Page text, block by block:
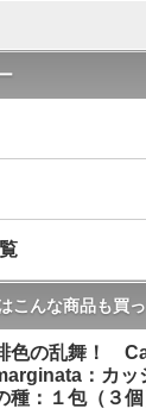
こんな商品も買
色の乱舞！
：カッ
種：１包（３個